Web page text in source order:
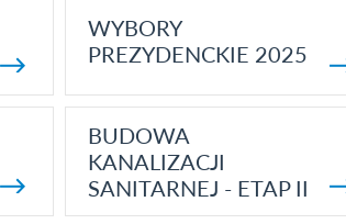
WYBORY
PREZYDENCKIE 2025
BUDOWA
KANALIZACJI
SANITARNEJ - ETAP II